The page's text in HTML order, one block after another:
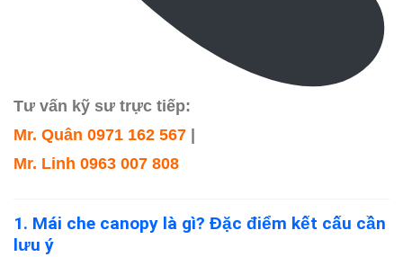
Tư vấn kỹ sư trực tiếp:
Mr. Quân 0971 162 567 |
Mr. Linh 0963 007 808
1. Mái che canopy là gì? Đặc điểm kết cấu cần
lưu ý